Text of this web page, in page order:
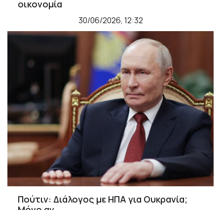
οικονομία
30/06/2026, 12:32
Πούτιν: Διάλογος με ΗΠΑ για Ουκρανία;